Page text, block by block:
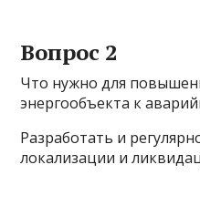
Вопрос 2
Что нужно для
энергообъекта к
Разработать и
локализации и